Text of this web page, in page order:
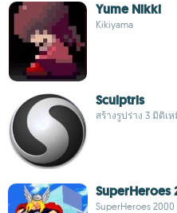
Yume Nikki
Kikiyama
Sculptris
สร้างรูปร่าง 3 มิติเ
SuperHeroes
SuperHeroes 2000